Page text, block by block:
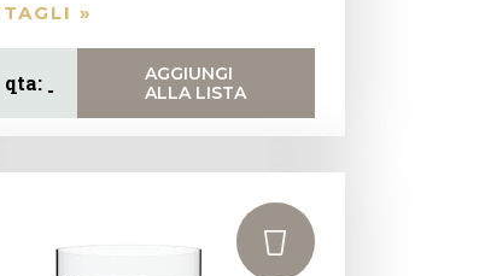
»
AGGIUNGI
ALLA LISTA